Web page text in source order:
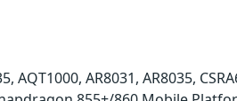
AQT1000, AR8031, AR8035,